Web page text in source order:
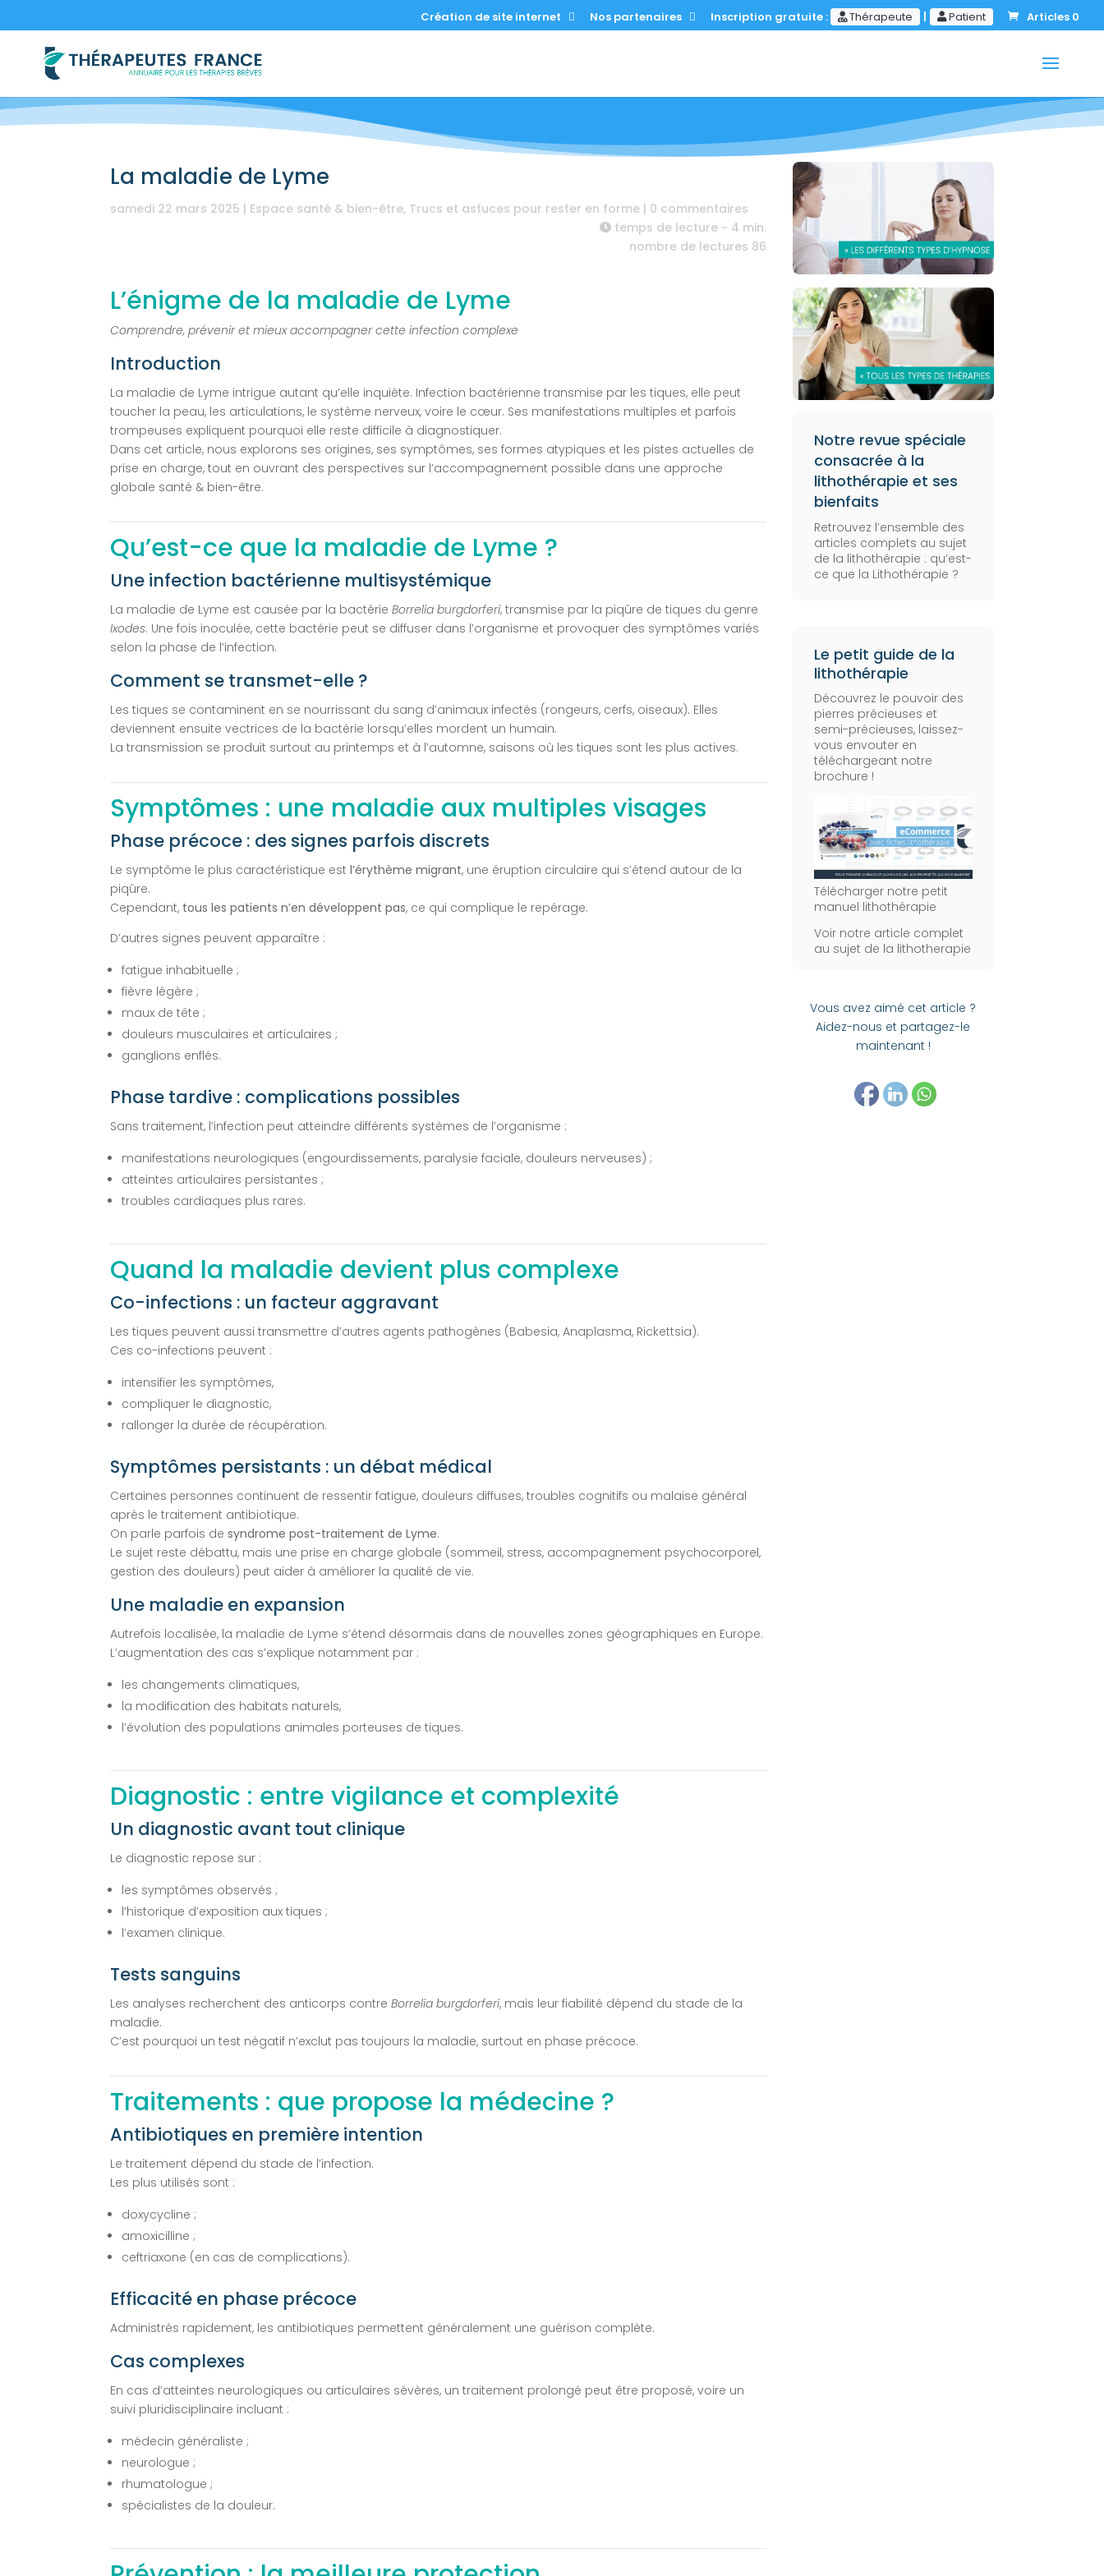
Création de site internet Nos partenaires Inscription gratuite : Thérapeute | Patient Articles 0
La maladie de Lyme
samedi 22 mars 2025 | Espace santé & bien-être, Trucs et astuces pour rester en forme | 0 commentaires
temps de lecture ~ 4 min.
nombre de lectures 86
L’énigme de la maladie de Lyme
Comprendre, prévenir et mieux accompagner cette infection complexe
Introduction
La maladie de Lyme intrigue autant qu’elle inquiète. Infection bactérienne transmise par les tiques, elle peut
toucher la peau, les articulations, le système nerveux, voire le cœur. Ses manifestations multiples et parfois
trompeuses expliquent pourquoi elle reste difficile à diagnostiquer.
Dans cet article, nous explorons ses origines, ses symptômes, ses formes atypiques et les pistes actuelles de
prise en charge, tout en ouvrant des perspectives sur l’accompagnement possible dans une approche
globale santé & bien-être.
Qu’est-ce que la maladie de Lyme ?
Une infection bactérienne multisystémique
La maladie de Lyme est causée par la bactérieBorrelia burgdorferi, transmise par la piqûre de tiques du genre
Ixodes. Une fois inoculée, cette bactérie peut se diffuser dans l’organisme et provoquer des symptômes variés
selon la phase de l’infection.
Comment se transmet-elle ?
Les tiques se contaminent en se nourrissant du sang d’animaux infectés (rongeurs, cerfs, oiseaux). Elles
deviennent ensuite vectrices de la bactérie lorsqu’elles mordent un humain.
La transmission se produit surtout au printemps et à l’automne, saisons où les tiques sont les plus actives.
Symptômes : une maladie aux multiples visages
Phase précoce : des signes parfois discrets
Le symptôme le plus caractéristique estl’érythème migrant, une éruption circulaire qui s’étend autour de la
piqûre.
Cependant, tous les patients n’en développent pas, ce qui complique le repérage.
D’autres signes peuvent apparaître :
fatigue inhabituelle ;
fièvre légère ;
maux de tête ;
douleurs musculaires et articulaires ;
ganglions enflés.
Phase tardive : complications possibles
Sans traitement, l’infection peut atteindre différents systèmes de l’organisme :
manifestations neurologiques (engourdissements, paralysie faciale, douleurs nerveuses) ;
atteintes articulaires persistantes ;
troubles cardiaques plus rares.
Quand la maladie devient plus complexe
Co-infections : un facteur aggravant
Les tiques peuvent aussi transmettre d’autres agents pathogènes (Babesia, Anaplasma, Rickettsia).
Ces co-infections peuvent :
intensifier les symptômes,
compliquer le diagnostic,
rallonger la durée de récupération.
Symptômes persistants : un débat médical
Certaines personnes continuent de ressentir fatigue, douleurs diffuses, troubles cognitifs ou malaise général
après le traitement antibiotique.
On parle parfois desyndrome post-traitement de Lyme.
Le sujet reste débattu, mais une prise en charge globale (sommeil, stress, accompagnement psychocorporel,
gestion des douleurs) peut aider à améliorer la qualité de vie.
Une maladie en expansion
Autrefois localisée, la maladie de Lyme s’étend désormais dans de nouvelles zones géographiques en Europe.
L’augmentation des cas s’explique notamment par :
les changements climatiques,
la modification des habitats naturels,
l’évolution des populations animales porteuses de tiques.
Diagnostic : entre vigilance et complexité
Un diagnostic avant tout clinique
Le diagnostic repose sur :
les symptômes observés ;
l’historique d’exposition aux tiques ;
l’examen clinique.
Tests sanguins
Les analyses recherchent des anticorps contreBorrelia burgdorferi, mais leur fiabilité dépend du stade de la
maladie.
C’est pourquoi un test négatif n’exclut pas toujours la maladie, surtout en phase précoce.
Traitements : que propose la médecine ?
Antibiotiques en première intention
Le traitement dépend du stade de l’infection.
Les plus utilisés sont :
doxycycline ;
amoxicilline ;
ceftriaxone (en cas de complications).
Efficacité en phase précoce
Administrés rapidement, les antibiotiques permettent généralement une guérison complète.
Cas complexes
En cas d’atteintes neurologiques ou articulaires sévères, un traitement prolongé peut être proposé, voire un
suivi pluridisciplinaire incluant :
médecin généraliste ;
neurologue ;
rhumatologue ;
spécialistes de la douleur.
Notre revue spéciale
consacrée à la
lithothérapie et ses
bienfaits
Retrouvez l’ensemble des
articles complets au sujet
de la lithothérapie : qu’est-
ce que la Lithothérapie ?
Le petit guide de la
lithothérapie
Découvrez le pouvoir des
pierres précieuses et
semi-précieuses, laissez-
vous envouter en
téléchargeant notre
brochure !
Télécharger notre petit
manuel lithothérapie
Voir notre article complet
au sujet de la lithotherapie
Vous avez aimé cet article ?
Aidez-nous et partagez-le
maintenant !